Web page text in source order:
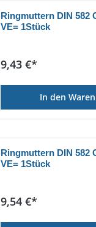
Ringmuttern DIN 582
VE= 1Stück
Regulärer Preis:
9,43 €*
In den
Ringmuttern DIN 582
VE= 1Stück
Regulärer Preis:
9,54 €*